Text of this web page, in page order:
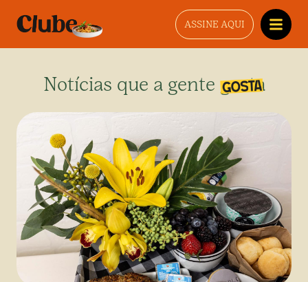
ASSINE AQUI
Notícias que a gente gosta